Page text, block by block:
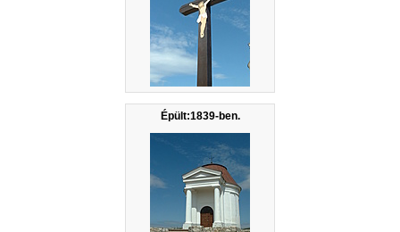
Épült:1839-ben.